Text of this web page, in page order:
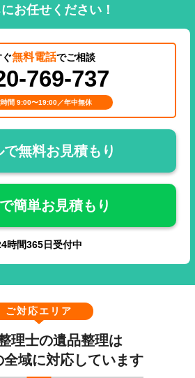
お任せください！
無料電話でご相談
769-737
間 9:00〜19:00／年中無休
で無料お見積もり
簡単お見積もり
時間365日受付中
ご対応エリア
理士の遺品整理は
全域に対応しています